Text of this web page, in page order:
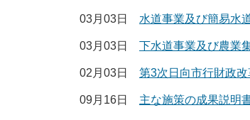
03月03日 水道事業及び簡易水
03月03日 下水道事業及び農業
02月03日 第3次日向市行財政
09月16日 主な施策の成果説明